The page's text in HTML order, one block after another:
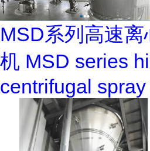
MSD系列高速
机 MSD series
centrifugal